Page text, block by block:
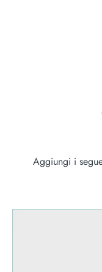
Aggiungi i